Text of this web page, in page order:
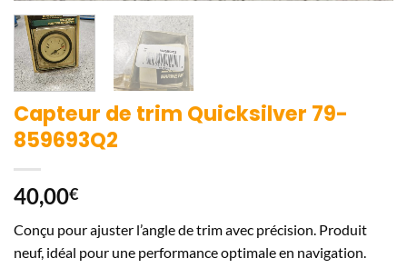
Capteur de trim Quicksilver 79-
859693Q2
40,00€
Conçu pour ajuster l’angle de trim avec précision. Produit
neuf, idéal pour une performance optimale en navigation.